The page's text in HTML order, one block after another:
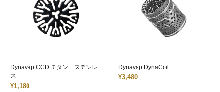
Dynavap CCD チタン ステンレ
ス
¥1,180
Dynavap DynaCoil
¥3,480